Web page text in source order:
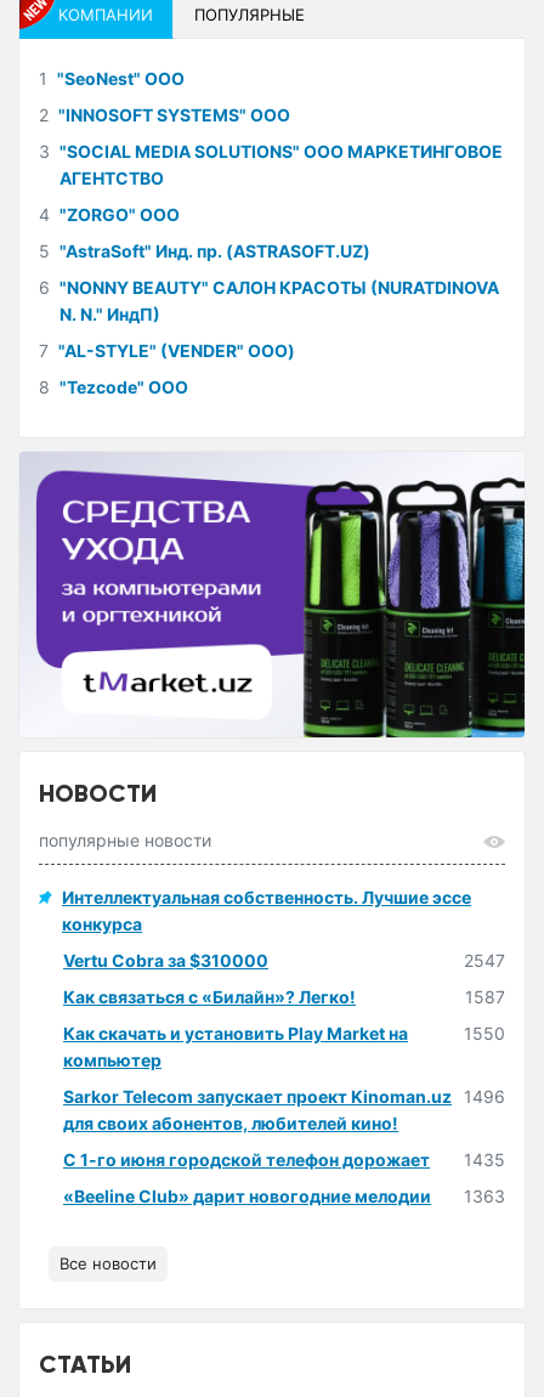
КОМПАНИИ ПОПУЛЯРНЫЕ
1 "SeoNest" ООО
2 "INNOSOFT SYSTEMS" ООО
3 "SOCIAL MEDIA SOLUTIONS" ООО МАРКЕТИНГОВОЕ
АГЕНТСТВО
4 "ZORGO" ООО
5 "AstraSoft" Инд. пр. (ASTRASOFT.UZ)
6 "NONNY BEAUTY" САЛОН КРАСОТЫ (NURATDINOVA
N. N." ИндП)
7 "AL-STYLE" (VENDER" ООО)
8 "Tezcode" ООО
НОВОСТИ
популярные новости
Интеллектуальная собственность. Лучшие эссе
конкурса
Vertu Cobra за $310000
2547
Как связаться с «Билайн»? Легко!
1587
Как скачать и установить Play Market на
компьютер
1550
Sarkor Telecom запускает проект Kinoman.uz
для своих абонентов, любителей кино!
1496
С 1-го июня городской телефон дорожает
1435
«Beeline Club» дарит новогодние мелодии
1363
Все новости
СТАТЬИ